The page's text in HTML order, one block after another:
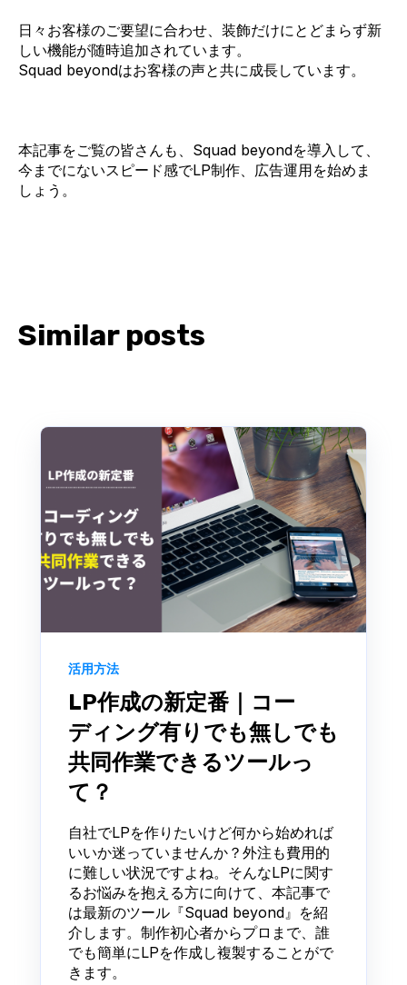
日々お客様のご要望に合わせ、装飾だけにとどまらず新
しい機能が随時追加されています。
Squad beyondはお客様の声と共に成長しています。
本記事をご覧の皆さんも、Squad beyondを導入して、
今までにないスピード感でLP制作、広告運用を始めま
しょう。
Similar posts
活用方法
LP作成の新定番｜コー
ディング有りでも無しでも
共同作業できるツールっ
て？
自社でLPを作りたいけど何から始めれば
いいか迷っていませんか？外注も費用的
に難しい状況ですよね。そんなLPに関す
るお悩みを抱える方に向けて、本記事で
は最新のツール『Squad beyond』を紹
介します。制作初心者からプロまで、誰
でも簡単にLPを作成し複製することがで
きます。